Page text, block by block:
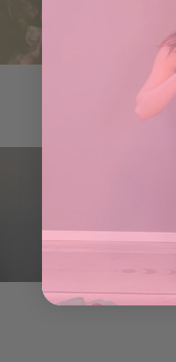
Variert